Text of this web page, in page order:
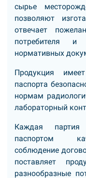
сырье
позволяют
отвечает
потребителя и
нормативных
Продукция
паспорта
нормам
лабораторный
Каждая партия
паспортом
соблюдение
поставляет
разнообразные